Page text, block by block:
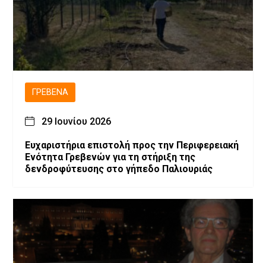
ΓΡΕΒΕΝΆ
29 Ιουνίου 2026
Ευχαριστήρια επιστολή προς την Περιφερειακή
Ενότητα Γρεβενών για τη στήριξη της
δενδροφύτευσης στο γήπεδο Παλιουριάς